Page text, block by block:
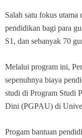
Salah satu fokus utama
pendidikan bagi para
S1, dan sebanyak 70
Melalui program ini,
sepenuhnya biaya
studi di Program Studi
Dini (PGPAU) di
Progam bantuan